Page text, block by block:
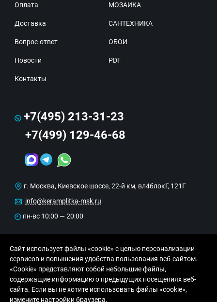
Оплата
Доставка
Вопрос-ответ
Новости
Контакты
МОЗАИКА
САНТЕХНИКА
ОБОИ
PDF
+7(495) 213-31-23
+7(499) 129-46-68
г. Москва, Киевское шоссе, 22-й км, вл4блокГ, 121Г
info@keramplitka-msk.ru
пн-вс 10:00 — 20:00
© Copyright 2013-2026 KERAMA MARAZZI, ООО
Сайт использует файлы «cookie» с целью персонализации
сервисов и повышения удобства пользования веб-сайтом.
«Cookie» представляют собой небольшие файлы,
содержащие информацию о предыдущих посещениях веб-
сайта. Если вы не хотите использовать файлы «cookie»,
измените настройки браузера.